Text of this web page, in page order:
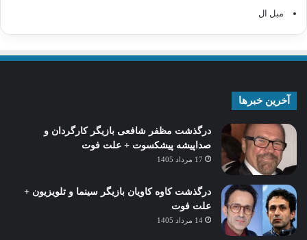
مبل ال
آخرین خبرها
درگذشت مظفر شافعی بازیگر کارگردان و
صداپیشه پیشکسوت + علت فوت
17 مرداد 1405
درگذشت کاوه کاویان بازیگر سینما و تلویزیون +
علت فوت
14 مرداد 1405